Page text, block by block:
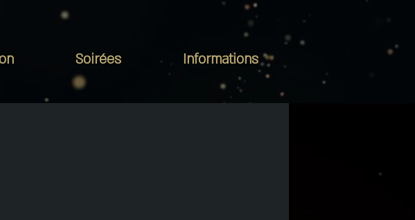
Soirées Informations